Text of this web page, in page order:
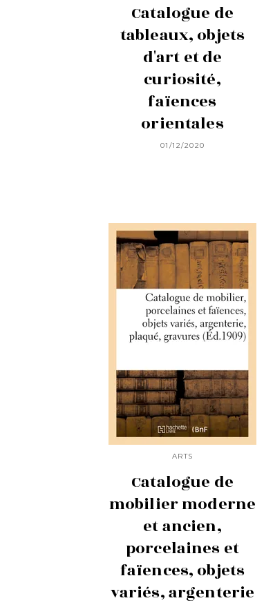
Catalogue de
tableaux, objets
d'art et de
curiosité,
faïences
orientales
01/12/2020
ARTS
Catalogue de
mobilier moderne
et ancien,
porcelaines et
faïences, objets
variés, argenterie